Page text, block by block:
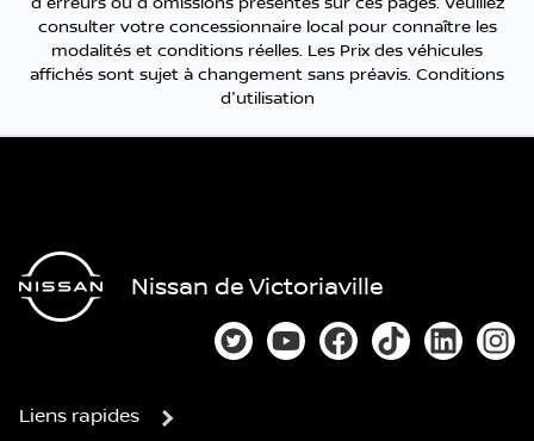
d'erreurs ou d'omissions présentes sur ces pages. Veuillez
consulter votre concessionnaire local pour connaître les
modalités et conditions réelles. Les Prix des véhicules
affichés sont sujet à changement sans préavis. Conditions
d'utilisation
Nissan de Victoriaville
Lien vers notre compte Twitter
Lien vers notre chaîne
Lien vers notre page
Lien vers notre
Lien vers
Liens rapides